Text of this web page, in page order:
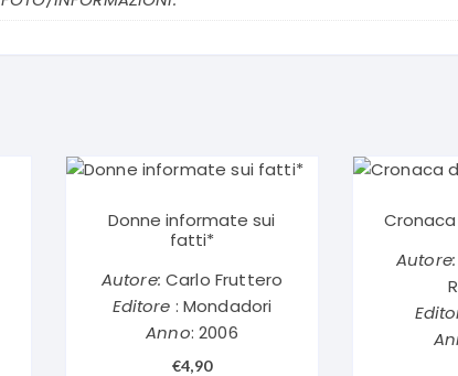
Donne informate sui
fatti*
Autore: Carlo Fruttero
Editore : Mondadori
Anno: 2006
€4,90
Cronaca
Autore: